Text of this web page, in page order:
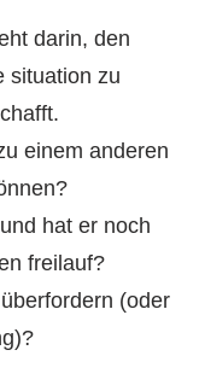
darin, den
situation zu
einem anderen
hat er noch
freilauf?
(oder